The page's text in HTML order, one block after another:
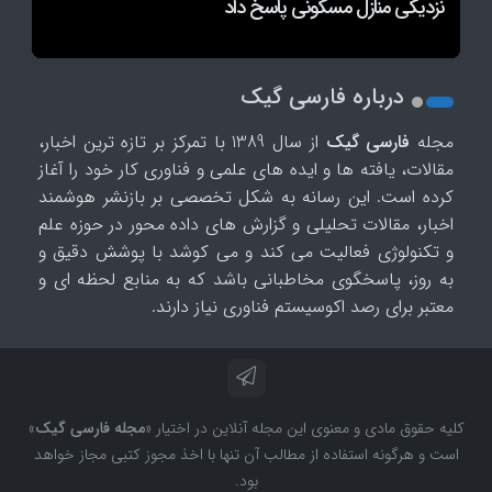
نزدیکی منازل مسکونی پاسخ داد
آلفافولد که برنده جایزه نوبل شده بود
کاربر فعال هفتگی نزدیک شد
مصنوعی شخصی خواهند داشت
درباره فارسی گیک
مجله فارسی گیک
از سال 1389 با تمرکز بر تازه ترین اخبار،
مقالات، یافته ها و ایده های علمی و فناوری کار خود را آغاز
کرده است. این رسانه به شکل تخصصی بر بازنشر هوشمند
اخبار، مقالات تحلیلی و گزارش های داده محور در حوزه علم
و تکنولوژی فعالیت می کند و می کوشد با پوشش دقیق و
به روز، پاسخگوی مخاطبانی باشد که به منابع لحظه ای و
معتبر برای رصد اکوسیستم فناوری نیاز دارند.
کلیه حقوق مادی و معنوی این مجله آنلاین در اختیار «مجله فارسی گیک»
است و هرگونه استفاده از مطالب آن تنها با اخذ مجوز کتبی مجاز خواهد
بود.